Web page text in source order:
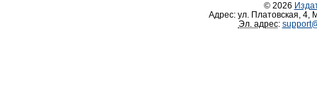
© 2026
Адрес: ул. Платовская, 4
Эл. адрес: